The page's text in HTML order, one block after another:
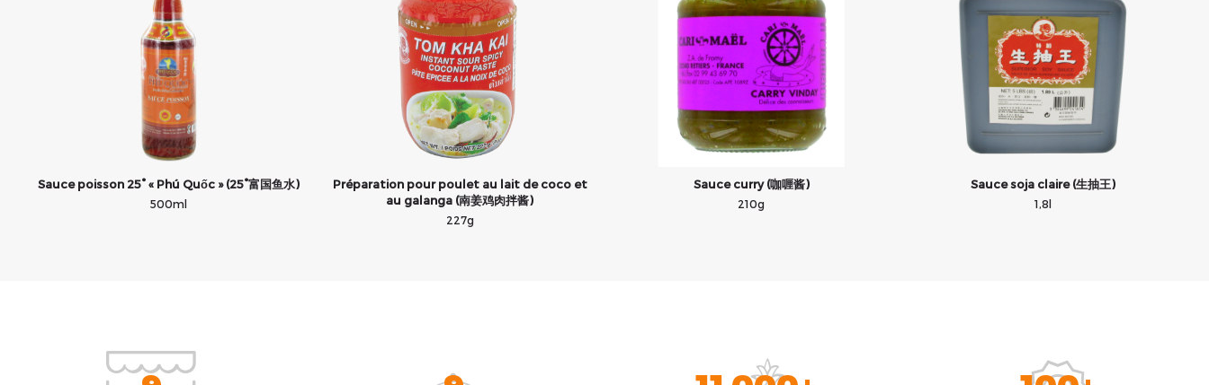
Sauce poisson 25° « Phú Quốc » (25°富国鱼水)
500ml
Préparation pour poulet au lait de coco et
au galanga (南姜鸡肉拌酱)
227g
Sauce curry (咖喱酱)
210g
Sauce soja claire (生抽王)
1,8l